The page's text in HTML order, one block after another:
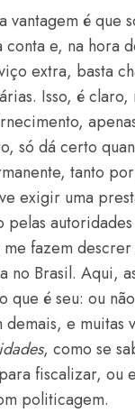
vantagem é que
conta e, na hora
extra, basta
Isso, é claro,
só dá certo
tanto
exigir uma
pelas
fazem
no Brasil. Aqui,
que é seu: ou
e muitas
, como se
fiscalizar, ou
politicagem.